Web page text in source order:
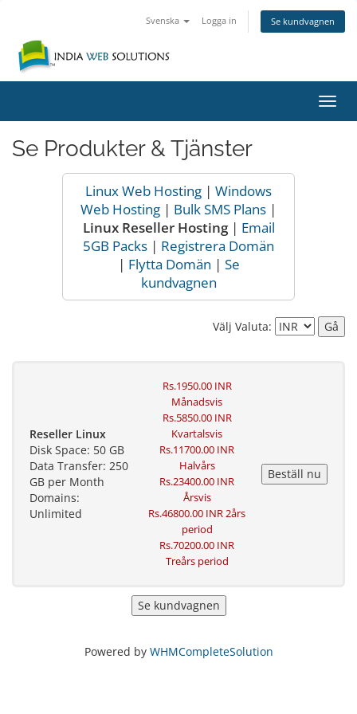
Svenska Logga in Se kundvagnen
Växla
Se Produkter & Tjänster
Linux Web Hosting | Windows
Web Hosting | Bulk SMS Plans |
Linux Reseller Hosting| Email
5GB Packs | Registrera Domän
| Flytta Domän | Se
kundvagnen
Välj Valuta:
Reseller Linux
Disk Space: 50 GB
Data Transfer: 250
GB per Month
Domains:
Unlimited
Rs.1950.00 INR
Månadsvis
Rs.5850.00 INR
Kvartalsvis
Rs.11700.00 INR
Halvårs
Rs.23400.00 INR
Årsvis
Rs.46800.00 INR 2års
period
Rs.70200.00 INR
Treårs period
Powered by WHMCompleteSolution